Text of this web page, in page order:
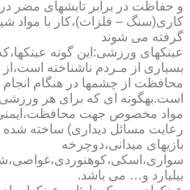
و حفاظت در برابر تابشهای مضر
کاری(سنگ – فلزات)،کار با مواد
گرفته می شوند
عینکهای ورزشی:این گونه
بسیاری از مـردم ناشناخته است،از
محافظت از چشمها در هنگام
است.به­گونه ای که برای هر
مواد مخصوص جهت محافظت،ایمنی
رعایت مسائل دیداری) ساخته شده
بازیهای میدانی،دوچرخه
بیلیارد و… می باشد.